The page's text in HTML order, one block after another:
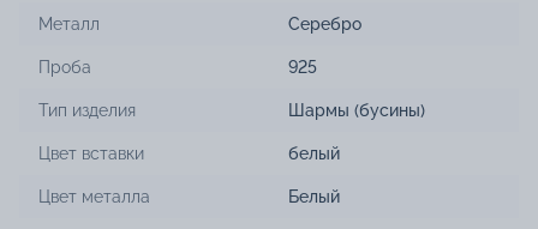
Металл Серебро
Проба 925
Тип изделия Шармы (бусины)
Цвет вставки белый
Цвет металла Белый